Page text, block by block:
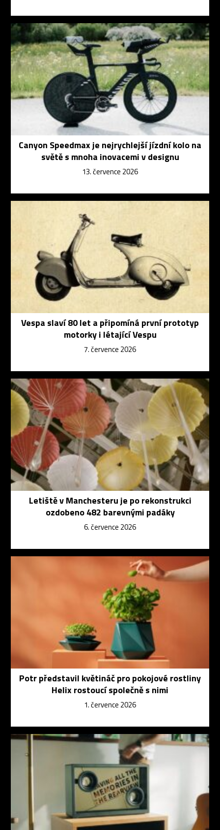
Canyon Speedmax je nejrychlejší jízdní kolo na
světě s mnoha inovacemi v designu
13. července 2026
Vespa slaví 80 let a připomíná první prototyp
motorky i létající Vespu
7. července 2026
Letiště v Manchesteru je po rekonstrukci
ozdobeno 482 barevnými padáky
6. července 2026
Potr představil květináč pro pokojové rostliny
Helix rostoucí společně s nimi
1. července 2026